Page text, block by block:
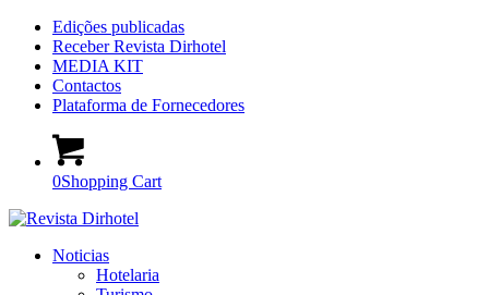
Edições publicadas
Receber Revista Dirhotel
MEDIA KIT
Contactos
Plataforma de Fornecedores
0Shopping Cart
Noticias
Hotelaria